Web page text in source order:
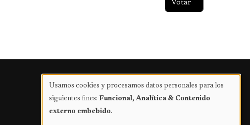
Publicidad
Uso
de
Usamos cookies y procesamos datos personales para los
siguientes fines: Funcional, Analítica & Contenido
externo embebido.